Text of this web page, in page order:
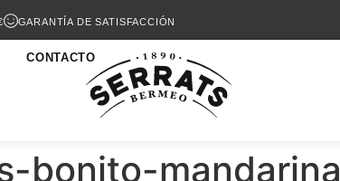
GARANTÍA DE SATISFACCIÓN
CONTACTO
bonito-mandarina